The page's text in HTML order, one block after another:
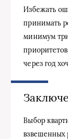
Избежать
принимать
минимум три
через год
Выбор
взвешенных